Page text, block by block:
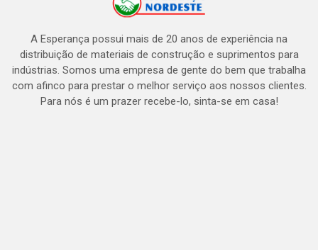
A Esperança possui mais de 20 anos de experiência na
distribuição de materiais de construção e suprimentos para
indústrias. Somos uma empresa de gente do bem que trabalha
com afinco para prestar o melhor serviço aos nossos clientes.
Para nós é um prazer recebe-lo, sinta-se em casa!